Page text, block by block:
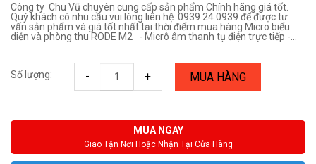
Công ty Chu Vũ chuyên cung cấp sản phẩm Chính hãng giá tốt.
Quý khách có nhu cầu vui lòng liên hệ: 0939 24 0939 để được tư
vấn sản phẩm và giá tốt nhất tại thời điểm mua hàng Micro biểu
diễn và phòng thu RODE M2 - Micrô âm thanh tụ điện trực tiếp -...
Số lượng: - + MUA HÀNG
MUA NGAY
Giao Tận Nơi Hoặc Nhận Tại Cửa Hàng